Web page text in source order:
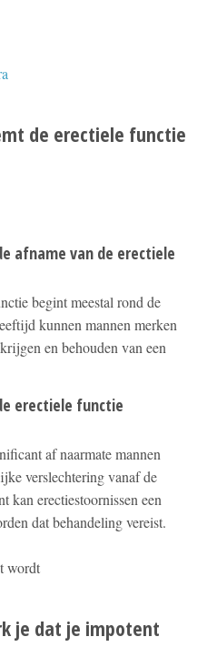
de erectiele functie
afname van de erectiele
begint meestal rond de
kunnen mannen merken
en behouden van een
erectiele functie
af naarmate mannen
verslechtering vanaf de
kan erectiestoornissen een
dat behandeling vereist.
je dat je impotent